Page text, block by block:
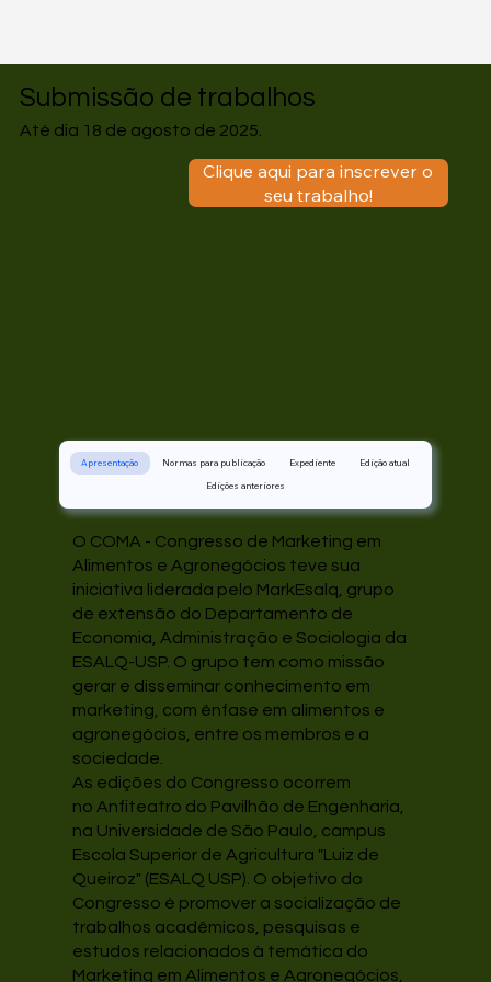
Apresentação Normas para publicação Expediente Edição atual
Edições anteriores
O COMA - Congresso de Marketing em
Alimentos e Agronegócios teve sua
iniciativa liderada pelo MarkEsalq, grupo
de extensão do Departamento de
Economia, Administração e Sociologia da
ESALQ-USP. O grupo tem como missão
gerar e disseminar conhecimento em
marketing, com ênfase em alimentos e
agronegócios, entre os membros e a
sociedade.
As edições do Congresso ocorrem
no Anfiteatro do Pavilhão de Engenharia,
na Universidade de São Paulo, campus
Escola Superior de Agricultura "Luiz de
Queiroz" (ESALQ USP). O objetivo do
Congresso é promover a socialização de
trabalhos acadêmicos, pesquisas e
estudos relacionados à temática do
Marketing em Alimentos e Agronegócios,
Clique aqui para inscrever o
seu trabalho!
Submissão de trabalhos
Até dia 18 de agosto de 2025.